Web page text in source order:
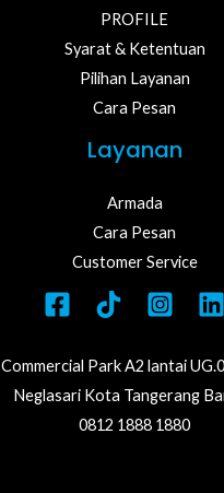
PROFILE
Syarat & Ketentuan
Pilihan Layanan
Cara Pesan
Layanan
Armada
Cara Pesan
Customer Service
Park A2 lantai
Neglasari Kota Tangerang
0812 1888 1880